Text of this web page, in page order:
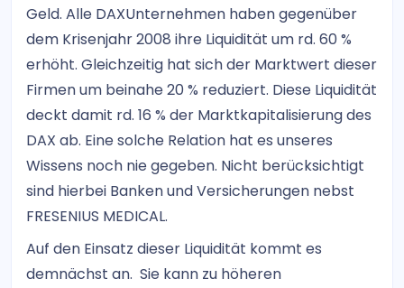
Geld. Alle DAXUnternehmen haben gegenüber
dem Krisenjahr 2008 ihre Liquidität um rd. 60 %
erhöht. Gleichzeitig hat sich der Marktwert dieser
Firmen um beinahe 20 % reduziert. Diese Liquidität
deckt damit rd. 16 % der Marktkapitalisierung des
DAX ab. Eine solche Relation hat es unseres
Wissens noch nie gegeben. Nicht berücksichtigt
sind hierbei Banken und Versicherungen nebst
FRESENIUS MEDICAL.
Auf den Einsatz dieser Liquidität kommt es
demnächst an. Sie kann zu höheren